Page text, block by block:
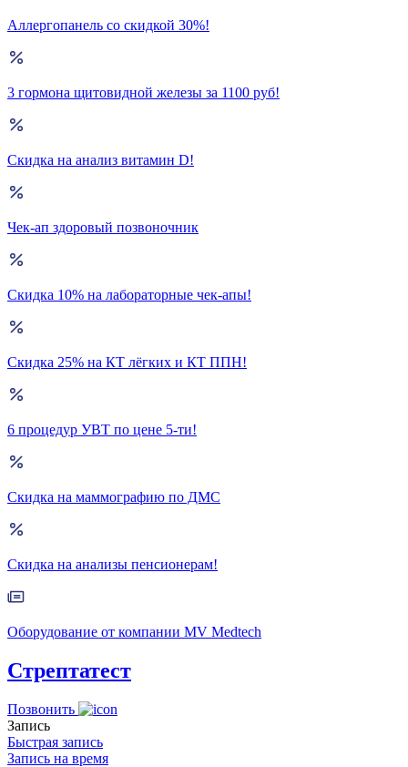
Аллергопанель со скидкой 30%!
3 гормона щитовидной железы за 1100 руб!
Скидка на анализ витамин D!
Чек-ап здоровый позвоночник
Скидка 10% на лабораторные чек-апы!
Скидка 25% на КТ лёгких и КТ ППН!
6 процедур УВТ по цене 5-ти!
Скидка на маммографию по ДМС
Скидка на анализы пенсионерам!
Оборудование от компании MV Medtech
Стрептатест
Позвонить
Запись
Быстрая запись
Запись на время